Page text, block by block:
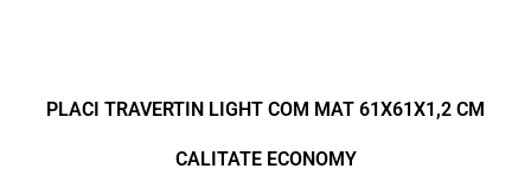
PLACI TRAVERTIN LIGHT COM MAT 61X61X1,2 CM
CALITATE ECONOMY